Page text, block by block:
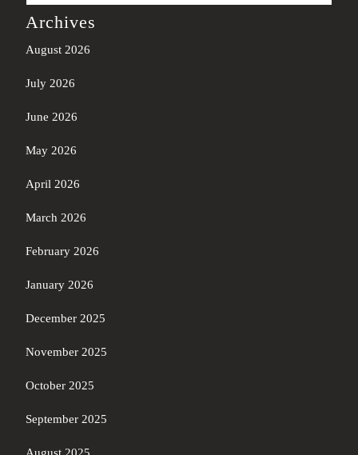
Archives
August 2026
July 2026
June 2026
May 2026
April 2026
March 2026
February 2026
January 2026
December 2025
November 2025
October 2025
September 2025
August 2025